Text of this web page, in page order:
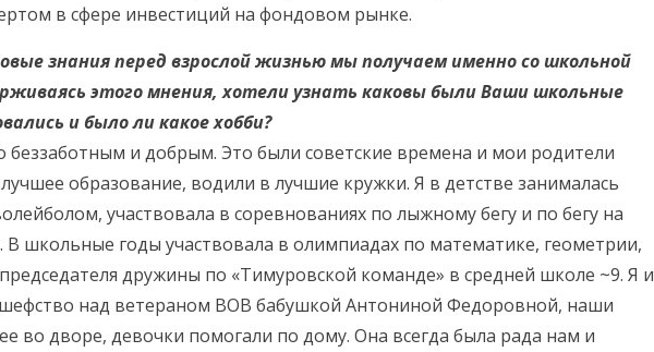
в сфере инвестиций на фондовом рынке.
знания перед взрослой жизнью мы получаем именно со школьной
этого мнения, хотели узнать каковы были Ваши школьные
и было ли какое хобби?
и добрым. Это были советские времена и мои родители
образование, водили в лучшие кружки. Я в детстве занималась
участвовала в соревнованиях по лыжному бегу и по бегу на
школьные годы участвовала в олимпиадах по математике, геометрии,
дружины по «Тимуровской команде» в средней школе ~9. Я и
над ветераном ВОВ бабушкой Антониной Федоровной, наши
во дворе, девочки помогали по дому. Она всегда была рада нам и